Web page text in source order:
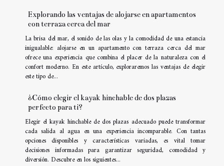
Explorando las ventajas de alojarse en apartamentos
con terraza cerca del mar
La brisa del mar, el sonido de las olas y la comodidad de una estancia
inigualable: alojarse en un apartamento con terraza cerca del mar
ofrece una experiencia que combina el placer de la naturaleza con el
confort moderno. En este artículo, exploraremos las ventajas de elegir
este tipo de...
¿Cómo elegir el kayak hinchable de dos plazas
perfecto para ti?
Elegir el kayak hinchable de dos plazas adecuado puede transformar
cada salida al agua en una experiencia incomparable. Con tantas
opciones disponibles y características variadas, es vital tomar
decisiones informadas para garantizar seguridad, comodidad y
diversión. Descubre en los siguientes...